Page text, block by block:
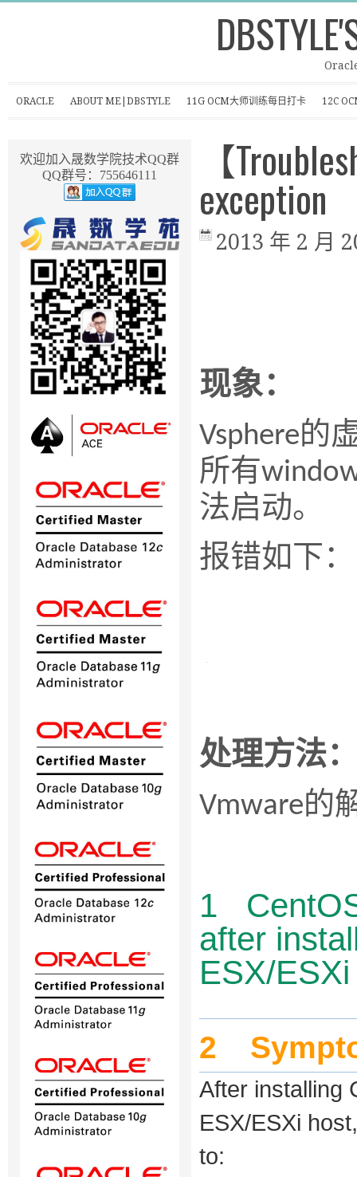
ORACLE ABOUT ME|DBSTYLE 11G OCM大师训练每日打卡 12C
【
exception
2013 年 2 月
现象：
Vsphere的
所有
法启动。
报错如下：
处理方法：
Vmware的
1
after
ESX/
2
After installing
ESX/ESXi
to:
欢迎加入晟数学院技术QQ群
QQ群号：755646111